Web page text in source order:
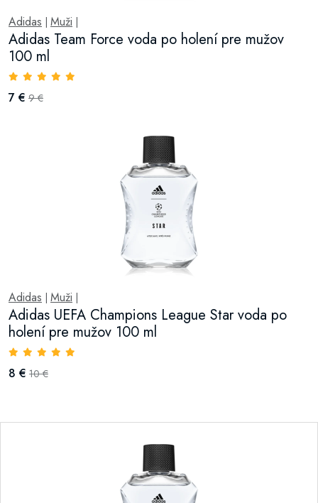
Adidas Muži
Adidas Team Force voda po holení pre mužov
100 ml
7 € 9 €
Adidas Muži
Adidas UEFA Champions League Star voda po
holení pre mužov 100 ml
8 € 10 €